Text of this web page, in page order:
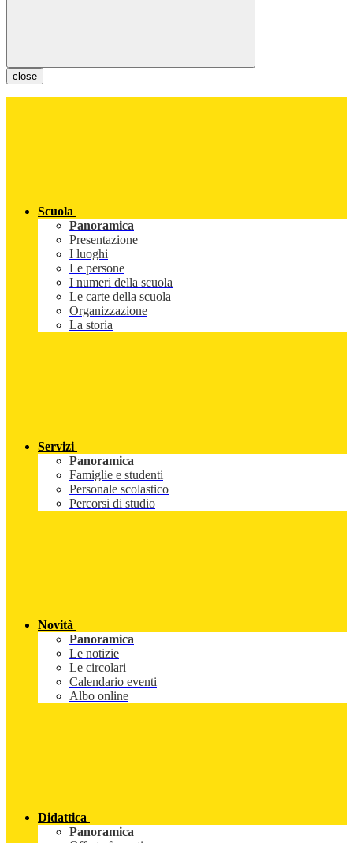
close
Scuola
Panoramica
Presentazione
I luoghi
Le persone
I numeri della scuola
Le carte della scuola
Organizzazione
La storia
Servizi
Panoramica
Famiglie e studenti
Personale scolastico
Percorsi di studio
Novità
Panoramica
Le notizie
Le circolari
Calendario eventi
Albo online
Didattica
Panoramica